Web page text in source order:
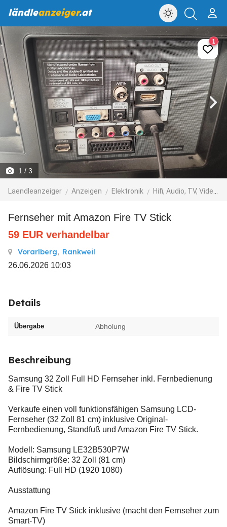
ländleanzeiger.at
1 / 3
Laendleanzeiger Anzeigen Elektronik Hifi, Audio, TV, Video, Foto
1
Fernseher mit Amazon Fire TV Stick
59 EUR verhandelbar
Vorarlberg, Rankweil
26.06.2026 10:03
Details
Übergabe Abholung
Beschreibung
Samsung 32 Zoll Full HD Fernseher inkl. Fernbedienung
& Fire TV Stick
Verkaufe einen voll funktionsfähigen Samsung LCD-
Fernseher (32 Zoll 81 cm) inklusive Original-
Fernbedienung, Standfuß und Amazon Fire TV Stick.
Modell: Samsung LE32B530P7W
Bildschirmgröße: 32 Zoll (81 cm)
Auflösung: Full HD (1920 1080)
Ausstattung
Amazon Fire TV Stick inklusive (macht den Fernseher zum
Smart-TV)